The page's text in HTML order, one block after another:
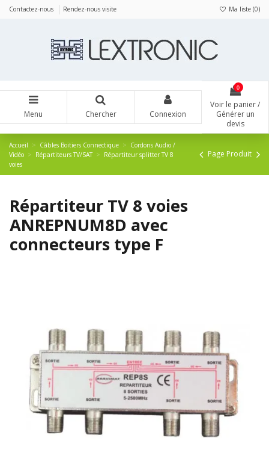
Contactez-nous Rendez-nous visite Ma liste (0)
Menu Chercher Connexion
0
Voir le panier /
Générer un
devis
Accueil Câbles Boitiers Connectique
Cordons Audio /
Vidéo
Répartiteurs TV/SAT
Répartiteur splitter TV 8
voies
Page Produit
Répartiteur TV 8 voies
ANREPNUM8D avec
connecteurs type F
Panneau de gestion des cookies